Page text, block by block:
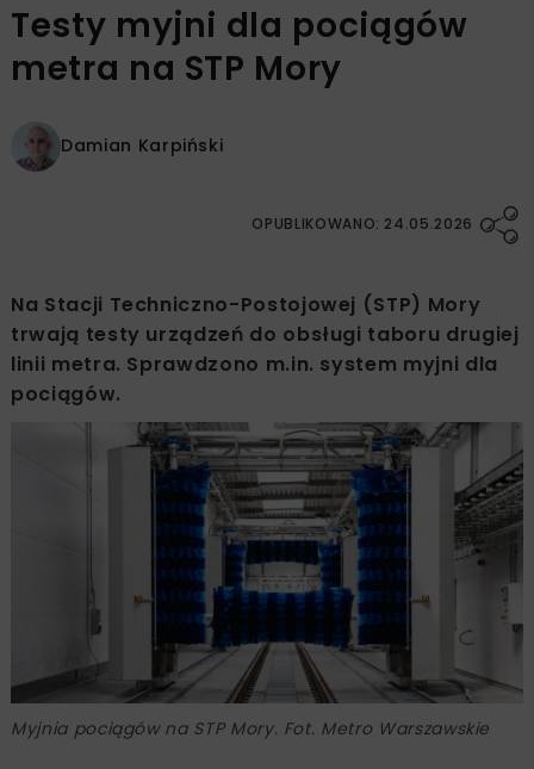
Testy myjni dla pociągów
metra na STP Mory
Damian Karpiński
OPUBLIKOWANO: 24.05.2026
Na Stacji Techniczno-Postojowej (STP) Mory
trwają testy urządzeń do obsługi taboru drugiej
linii metra. Sprawdzono m.in. system myjni dla
pociągów.
Myjnia pociągów na STP Mory. Fot. Metro Warszawskie